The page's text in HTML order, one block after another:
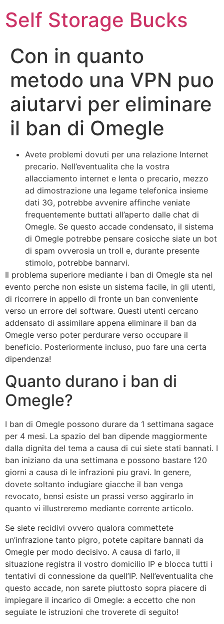
Self Storage Bucks
Con in quanto
metodo una VPN puo
aiutarvi per eliminare
il ban di Omegle
Avete problemi dovuti per una relazione Internet
precario. Nell’eventualita che la vostra
allacciamento internet e lenta o precario, mezzo
ad dimostrazione una legame telefonica insieme
dati 3G, potrebbe avvenire affinche veniate
frequentemente buttati all’aperto dalle chat di
Omegle. Se questo accade condensato, il sistema
di Omegle potrebbe pensare cosicche siate un bot
di spam ovverosia un troll e, durante presente
stimolo, potrebbe bannarvi.
Il problema superiore mediante i ban di Omegle sta nel
evento perche non esiste un sistema facile, in gli utenti,
di ricorrere in appello di fronte un ban conveniente
verso un errore del software. Questi utenti cercano
addensato di assimilare appena eliminare il ban da
Omegle verso poter perdurare verso occupare il
beneficio. Posteriormente incluso, puo fare una certa
dipendenza!
Quanto durano i ban di
Omegle?
I ban di Omegle possono durare da 1 settimana sagace
per 4 mesi. La spazio del ban dipende maggiormente
dalla dignita del tema a causa di cui siete stati bannati. I
ban iniziano da una settimana e possono bastare 120
giorni a causa di le infrazioni piu gravi. In genere,
dovete soltanto indugiare giacche il ban venga
revocato, bensi esiste un prassi verso aggirarlo in
quanto vi illustreremo mediante corrente articolo.
Se siete recidivi ovvero qualora commettete
un’infrazione tanto pigro, potete capitare bannati da
Omegle per modo decisivo. A causa di farlo, il
situazione registra il vostro domicilio IP e blocca tutti i
tentativi di connessione da quell’IP. Nell’eventualita che
questo accade, non sarete piuttosto sopra piacere di
impiegare il incarico di Omegle: a eccetto che non
seguiate le istruzioni che troverete di seguito!